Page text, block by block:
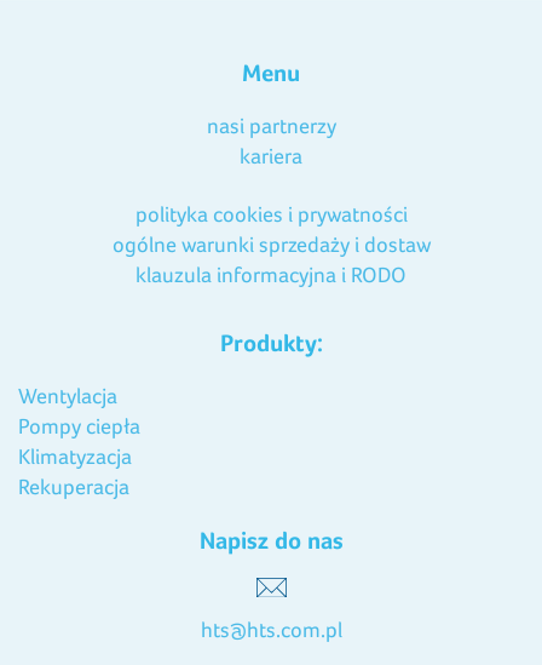
Menu
nasi partnerzy
kariera
polityka cookies i prywatności
ogólne warunki sprzedaży i dostaw
klauzula informacyjna i RODO
Produkty:
Wentylacja
Pompy ciepła
Klimatyzacja
Rekuperacja
Napisz do nas
hts@hts.com.pl